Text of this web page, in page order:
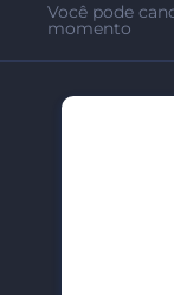
Você pode
momento